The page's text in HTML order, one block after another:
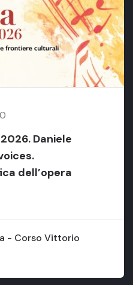
Daniele
dell’opera
- Corso Vittorio